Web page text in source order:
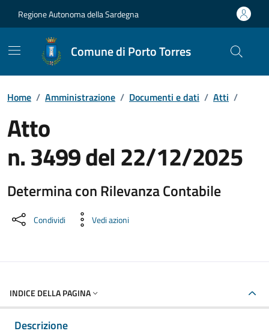
Regione Autonoma della Sardegna
Comune di Porto Torres
Home / Amministrazione / Documenti e dati / Atti /
Atto
n. 3499 del 22/12/2025
Determina con Rilevanza Contabile
Dettaglio del documento
Condividi Vedi azioni
INDICE DELLA PAGINA
Descrizione